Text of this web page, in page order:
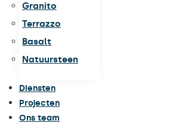
Granito
Terrazzo
Basalt
Natuursteen
Diensten
Projecten
Ons team